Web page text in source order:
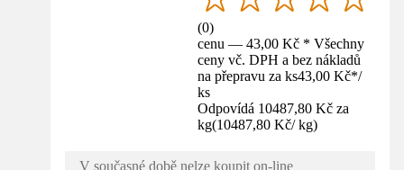
(0)
cenu — 43,00 Kč * Všechny
ceny vč. DPH a bez nákladů
na přepravu za ks43,00 Kč*/
ks
Odpovídá 10487,80 Kč za
kg(10487,80 Kč/ kg)
V současné době nelze koupit on-line